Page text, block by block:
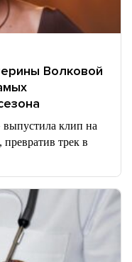
Волковой
выпустила клип на
трек в